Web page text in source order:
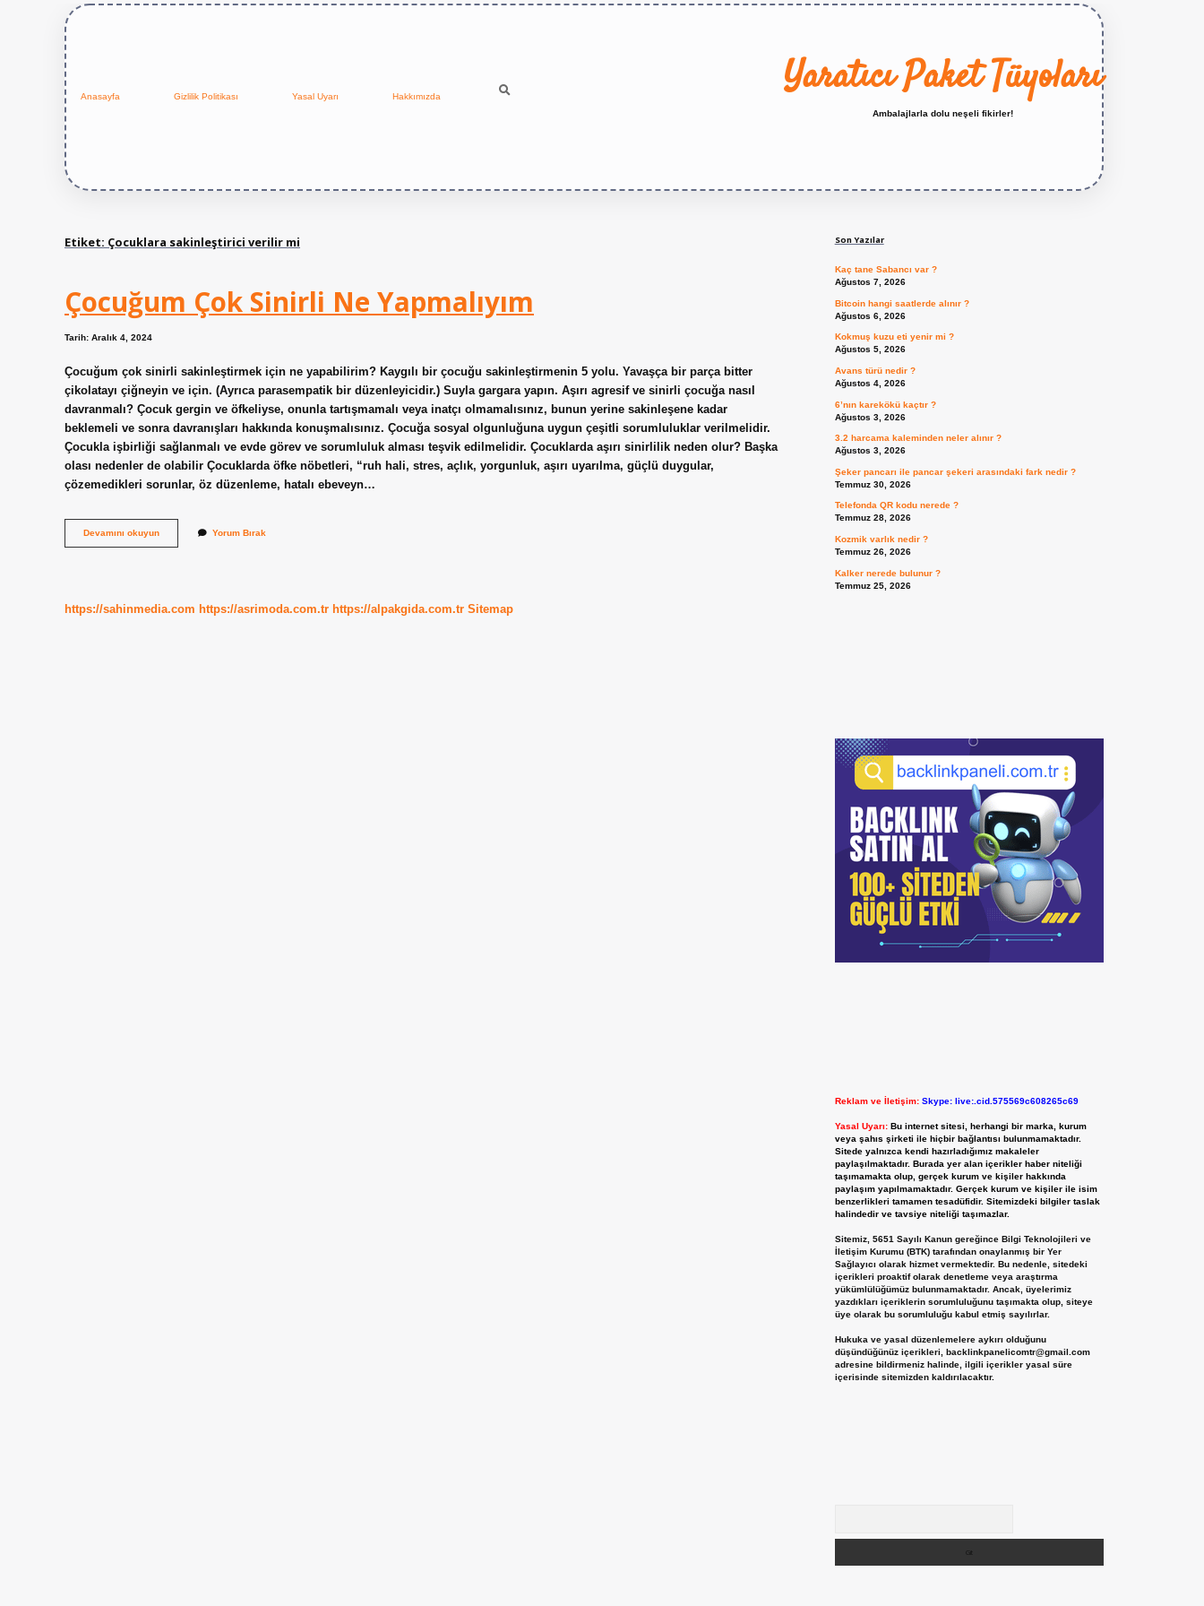
Anasayfa Gizlilik Politikası Yasal Uyarı Hakkımızda Yaratıcı Paket Tüyoları
Ambalajlarla dolu neşeli fikirler!
Etiket: Çocuklara sakinleştirici verilir mi
Çocuğum Çok Sinirli Ne Yapmalıyım
Tarih: Aralık 4, 2024
Çocuğum çok sinirli sakinleştirmek için ne yapabilirim? Kaygılı bir çocuğu sakinleştirmenin 5 yolu. Yavaşça bir parça bitter
çikolatayı çiğneyin ve için. (Ayrıca parasempatik bir düzenleyicidir.) Suyla gargara yapın. Aşırı agresif ve sinirli çocuğa nasıl
davranmalı? Çocuk gergin ve öfkeliyse, onunla tartışmamalı veya inatçı olmamalısınız, bunun yerine sakinleşene kadar
beklemeli ve sonra davranışları hakkında konuşmalısınız. Çocuğa sosyal olgunluğuna uygun çeşitli sorumluluklar verilmelidir.
Çocukla işbirliği sağlanmalı ve evde görev ve sorumluluk alması teşvik edilmelidir. Çocuklarda aşırı sinirlilik neden olur? Başka
olası nedenler de olabilir Çocuklarda öfke nöbetleri, “ruh hali, stres, açlık, yorgunluk, aşırı uyarılma, güçlü duygular,
çözemedikleri sorunlar, öz düzenleme, hatalı ebeveyn…
Devamını okuyunÇocuğum
Çok
Yorum Bırak
https://sahinmedia.com https://asrimoda.com.tr https://alpakgida.com.tr Sitemap
Son Yazılar
Kaç tane Sabancı var ?
Ağustos 7, 2026
Bitcoin hangi saatlerde alınır ?
Ağustos 6, 2026
Kokmuş kuzu eti yenir mi ?
Ağustos 5, 2026
Avans türü nedir ?
Ağustos 4, 2026
6’nın karekökü kaçtır ?
Ağustos 3, 2026
3.2 harcama kaleminden neler alınır ?
Ağustos 3, 2026
Şeker pancarı ile pancar şekeri arasındaki fark nedir ?
Temmuz 30, 2026
Telefonda QR kodu nerede ?
Temmuz 28, 2026
Kozmik varlık nedir ?
Temmuz 26, 2026
Kalker nerede bulunur ?
Temmuz 25, 2026
Reklam ve İletişim: Skype: live:.cid.575569c608265c69
Yasal Uyarı: Bu internet sitesi, herhangi bir marka, kurum
veya şahıs şirketi ile hiçbir bağlantısı bulunmamaktadır.
Sitede yalnızca kendi hazırladığımız makaleler
paylaşılmaktadır. Burada yer alan içerikler haber niteliği
taşımamakta olup, gerçek kurum ve kişiler hakkında
paylaşım yapılmamaktadır. Gerçek kurum ve kişiler ile isim
benzerlikleri tamamen tesadüfidir. Sitemizdeki bilgiler taslak
halindedir ve tavsiye niteliği taşımazlar.
Sitemiz, 5651 Sayılı Kanun gereğince Bilgi Teknolojileri ve
İletişim Kurumu (BTK) tarafından onaylanmış bir Yer
Sağlayıcı olarak hizmet vermektedir. Bu nedenle, sitedeki
içerikleri proaktif olarak denetleme veya araştırma
yükümlülüğümüz bulunmamaktadır. Ancak, üyelerimiz
yazdıkları içeriklerin sorumluluğunu taşımakta olup, siteye
üye olarak bu sorumluluğu kabul etmiş sayılırlar.
Hukuka ve yasal düzenlemelere aykırı olduğunu
düşündüğünüz içerikleri, backlinkpanelicomtr@gmail.com
adresine bildirmeniz halinde, ilgili içerikler yasal süre
içerisinde sitemizden kaldırılacaktır.